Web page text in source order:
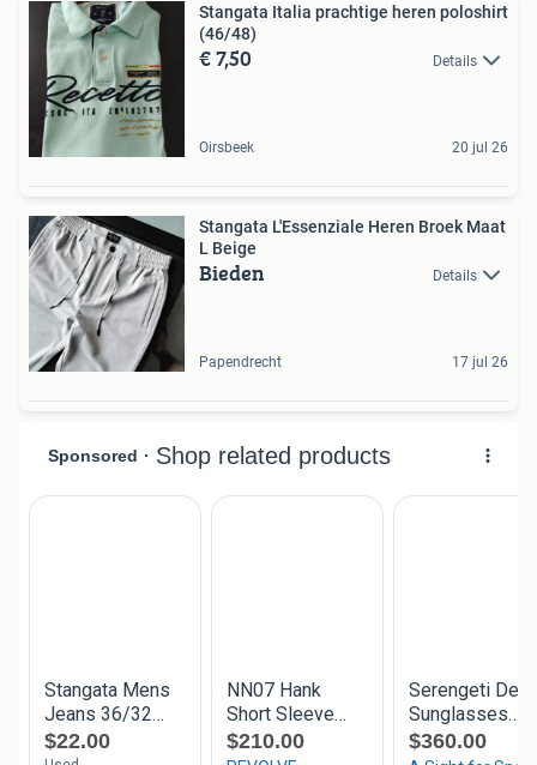
Stangata Italia prachtige heren poloshirt
(46/48)
€ 7,50 Details
Oirsbeek 20 jul 26
Stangata L'Essenziale Heren Broek Maat
L Beige
Bieden Details
Papendrecht 17 jul 26